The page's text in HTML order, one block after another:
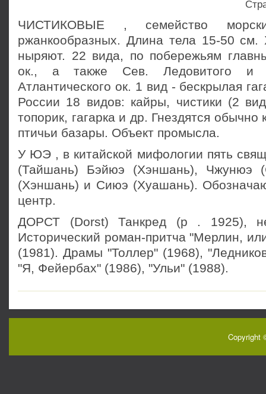
ЧИСТИКОВЫЕ , семейство
ржанкообразных. Длина тела 15-50
ныряют. 22 вида, по побережьям
ок., а также Сев. Ледовитого и
Атлантического ок. 1 вид - бескрылая
России 18 видов: кайры, чистики (2
топорик, гагарка и др. Гнездятся обычно
птичьи базары. Объект промысла.
У ЮЭ , в китайской мифологии пять
(Тайшань) Бэйюэ (Хэншань), Чжунюэ
(Хэншань) и Сиюэ (Хуашань).
центр.
ДОРСТ (Dorst) Танкред (р . 1925),
Исторический роман-притча "Мерлин,
(1981). Драмы "Толлер" (1968),
"Я, Фейербах" (1986), "Ульи" (1988).
Copyright